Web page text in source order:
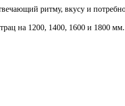
ритму, вкусу и
на 1200, 1400, 1600 и 1800 мм.